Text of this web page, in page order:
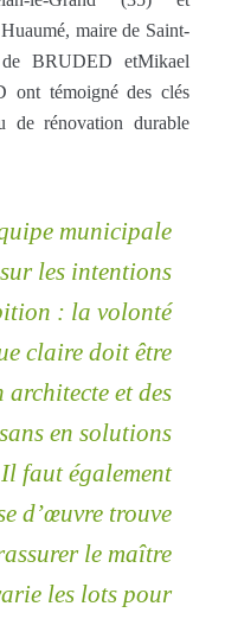
maire de Saint-
BRUDED etMikael
ont témoigné des clés
de rénovation durable
municipale
les intentions
: la volonté
claire doit être
et des
en solutions
Il faut également
d’œuvre trouve
le maître
les lots pour